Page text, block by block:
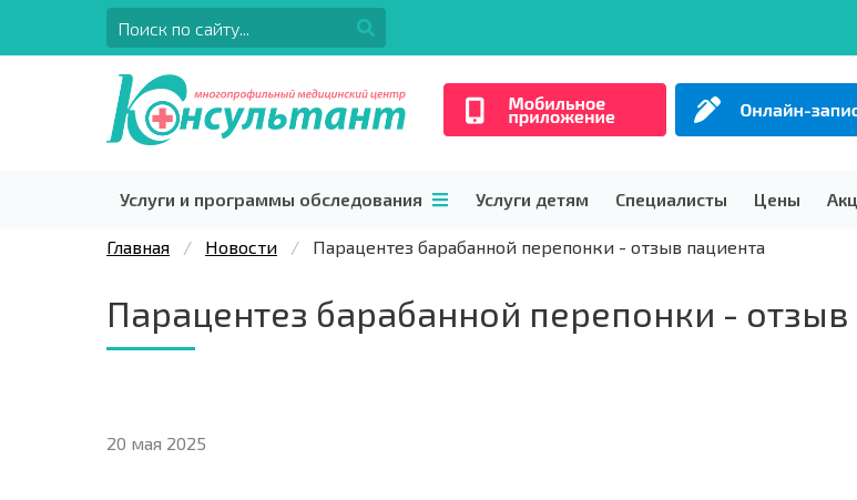
Услуги и программы обследования Услуги детям Специалисты Цены
Главная Новости Парацентез барабанной перепонки - отзыв пациента
Парацентез барабанной перепонки - отзыв
20 мая 2025